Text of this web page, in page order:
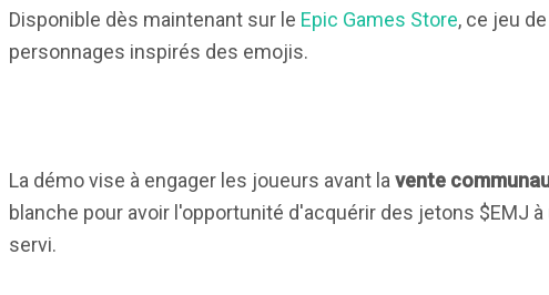
Disponible dès maintenant sur le Epic Games Store, ce jeu
personnages inspirés des emojis.
La démo vise à engager les joueurs avant la vente
blanche pour avoir l'opportunité d'acquérir des jetons $EMJ
servi.